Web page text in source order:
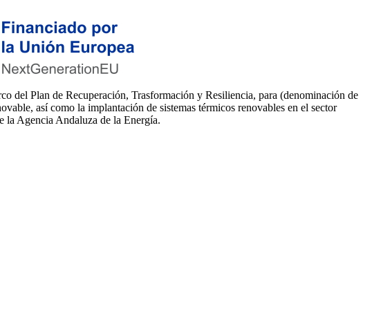
Plan de Recuperación, Trasformación y Resiliencia, para (denominación de
así como la implantación de sistemas térmicos renovables en el sector
la Agencia Andaluza de la Energía.